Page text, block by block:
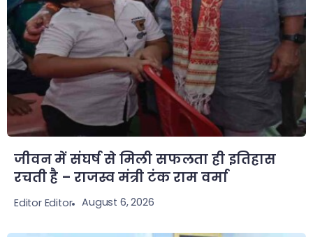
जीवन में संघर्ष से मिली सफलता ही इतिहास
रचती है – राजस्व मंत्री टंक राम वर्मा
Editor Editor August 6, 2026